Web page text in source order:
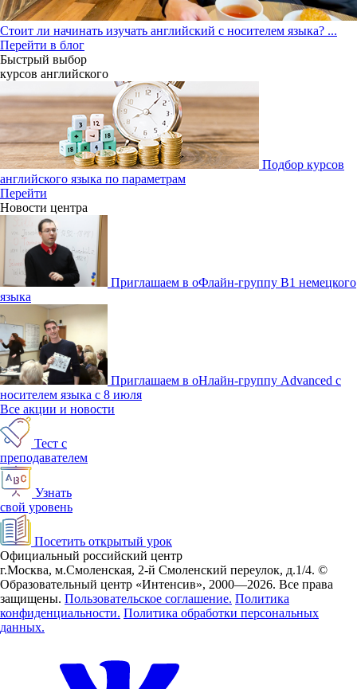
Стоит ли начинать изучать английский с носителем языка? ...
Перейти в блог
Быстрый выбор
курсов английcкого
Подбор курсов
английского языка по параметрам
Перейти
Новости центра
Приглашаем в оФлайн-группу В1 немецкого
языка
Приглашаем в оНлайн-группу Advanced с
носителем языка с 8 июля
Все акции и новости
Тест с
преподавателем
Узнать
свой уровень
Посетить открытый урок
Официальный российский центр
г.Москва, м.Смоленская, 2-й Смоленский переулок, д.1/4. ©
Образовательный центр «Интенсив», 2000—2026. Все права
защищены. Пользовательское соглашение. Политика
конфиденциальности. Политика обработки персональных
данных.